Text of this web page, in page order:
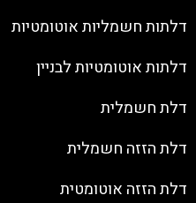
דלתות חשמליות אוטומטיות
דלתות אוטומטיות לבניין
דלת חשמלית
דלת הזזה חשמלית
דלת הזזה אוטומטית